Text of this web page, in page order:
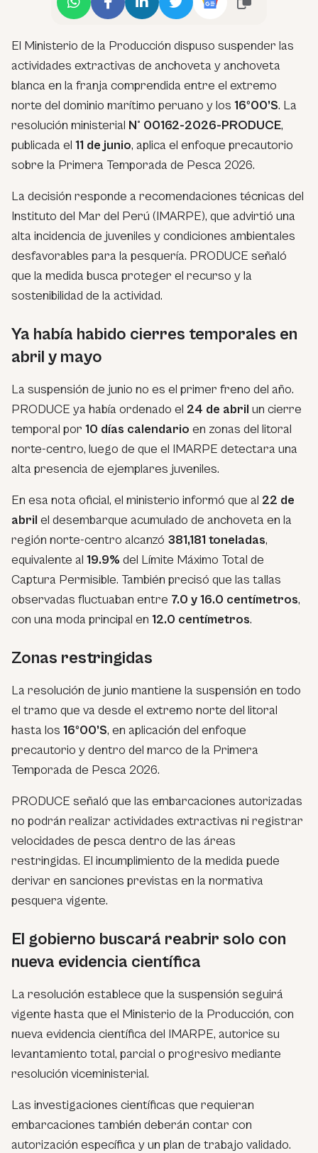
El Ministerio de la Producción dispuso suspender las
actividades extractivas de anchoveta y anchoveta
blanca en la franja comprendida entre el extremo
norte del dominio marítimo peruano y los 16º00’S. La
resolución ministerial N° 00162-2026-PRODUCE,
publicada el 11 de junio, aplica el enfoque precautorio
sobre la Primera Temporada de Pesca 2026.
La decisión responde a recomendaciones técnicas del
Instituto del Mar del Perú (IMARPE), que advirtió una
alta incidencia de juveniles y condiciones ambientales
desfavorables para la pesquería. PRODUCE señaló
que la medida busca proteger el recurso y la
sostenibilidad de la actividad.
Ya había habido cierres temporales en
abril y mayo
La suspensión de junio no es el primer freno del año.
PRODUCE ya había ordenado el 24 de abril un cierre
temporal por 10 días calendario en zonas del litoral
norte-centro, luego de que el IMARPE detectara una
alta presencia de ejemplares juveniles.
En esa nota oficial, el ministerio informó que al 22 de
abril el desembarque acumulado de anchoveta en la
región norte-centro alcanzó 381,181 toneladas,
equivalente al 19.9% del Límite Máximo Total de
Captura Permisible. También precisó que las tallas
observadas fluctuaban entre 7.0 y 16.0 centímetros,
con una moda principal en 12.0 centímetros.
Zonas restringidas
La resolución de junio mantiene la suspensión en todo
el tramo que va desde el extremo norte del litoral
hasta los 16º00’S, en aplicación del enfoque
precautorio y dentro del marco de la Primera
Temporada de Pesca 2026.
PRODUCE señaló que las embarcaciones autorizadas
no podrán realizar actividades extractivas ni registrar
velocidades de pesca dentro de las áreas
restringidas. El incumplimiento de la medida puede
derivar en sanciones previstas en la normativa
pesquera vigente.
El gobierno buscará reabrir solo con
nueva evidencia científica
La resolución establece que la suspensión seguirá
vigente hasta que el Ministerio de la Producción, con
nueva evidencia científica del IMARPE, autorice su
levantamiento total, parcial o progresivo mediante
resolución viceministerial.
Las investigaciones científicas que requieran
embarcaciones también deberán contar con
autorización específica y un plan de trabajo validado.